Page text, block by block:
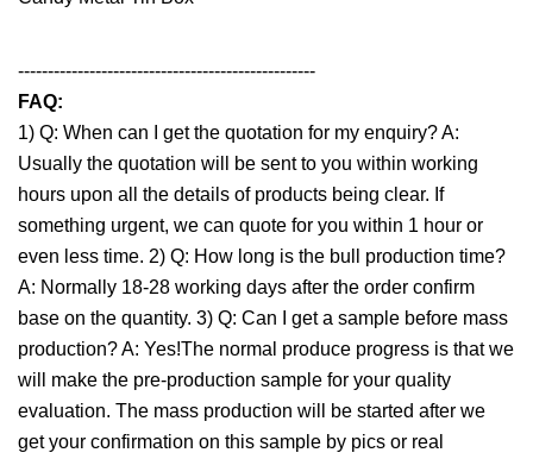
--------------------------------------------------
FAQ:
1) Q: When can I get the quotation for my enquiry? A:
Usually the quotation will be sent to you within working
hours upon all the details of products being clear. If
something urgent, we can quote for you within 1 hour or
even less time. 2) Q: How long is the bull production time?
A: Normally 18-28 working days after the order confirm
base on the quantity. 3) Q: Can I get a sample before mass
production? A: Yes!The normal produce progress is that we
will make the pre-production sample for your quality
evaluation. The mass production will be started after we
get your confirmation on this sample by pics or real